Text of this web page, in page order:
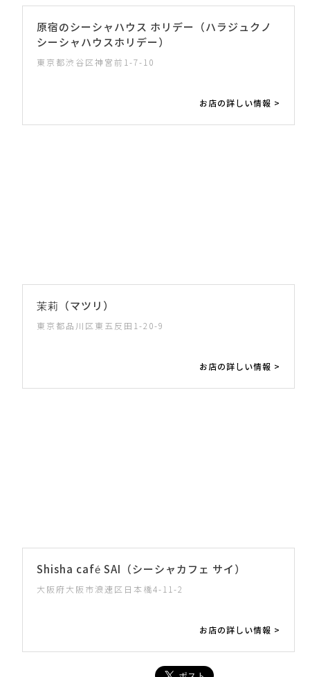
原宿のシーシャハウス ホリデー（ハラジュクノ
シーシャハウスホリデー）
東京都渋谷区神宮前1-7-10
お店の詳しい情報 >
茉莉（マツリ）
東京都品川区東五反田1-20-9
お店の詳しい情報 >
Shisha café SAI（シーシャカフェ サイ）
大阪府大阪市浪速区日本橋4-11-2
お店の詳しい情報 >